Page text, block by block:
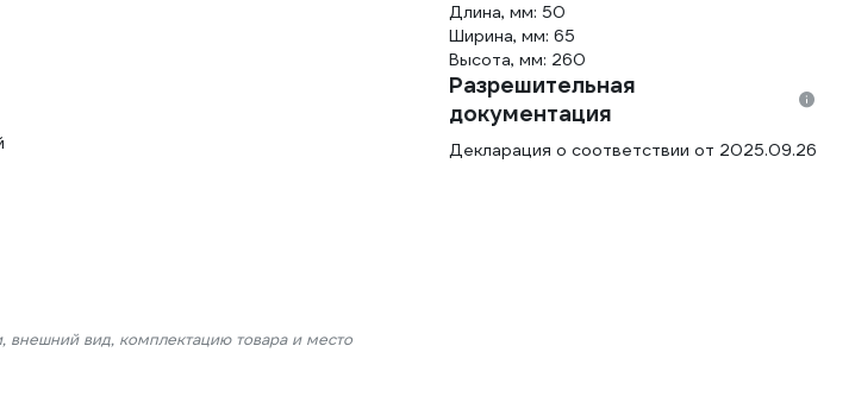
внешний вид, комплектацию товара и место
Длина, мм: 50
Ширина, мм: 65
Высота, мм: 260
Разрешительная
документация
Декларация о соответствии от 2025.09.26